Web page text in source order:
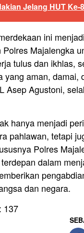
Jelang HUT Ke-
ini
Majalengka
tulus dan ikhlas,
yang aman, damai,
Asep Agustoni,
hanya menjadi
pahlawan, tetapi
Polres
dalam
dan negara.
137